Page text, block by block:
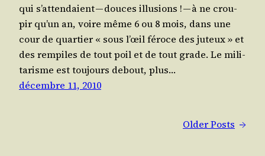
qui s’attendaient — douces illu­sions ! — à ne crou­
pir qu’un an, voire même 6 ou 8 mois, dans une
cour de quar­tier « sous l’œil féroce des juteux » et
des rem­piles de tout poil et de tout grade. Le mili­
ta­risme est tou­jours debout, plus…
décembre 11, 2010
Older Posts →